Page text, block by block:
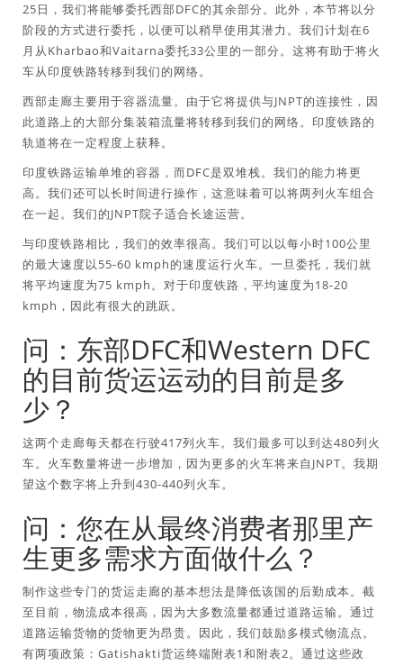
25日，我们将能够委托西部DFC的其余部分。此外，本节将以分
阶段的方式进行委托，以便可以稍早使用其潜力。我们计划在6
月从Kharbao和Vaitarna委托33公里的一部分。这将有助于将火
车从印度铁路转移到我们的网络。
西部走廊主要用于容器流量。由于它将提供与JNPT的连接性，因
此道路上的大部分集装箱流量将转移到我们的网络。印度铁路的
轨道将在一定程度上获释。
印度铁路运输单堆的容器，而DFC是双堆栈。我们的能力将更
高。我们还可以长时间进行操作，这意味着可以将两列火车组合
在一起。我们的JNPT院子适合长途运营。
与印度铁路相比，我们的效率很高。我们可以以每小时100公里
的最大速度以55-60 kmph的速度运行火车。一旦委托，我们就
将平均速度为75 kmph。对于印度铁路，平均速度为18-20
kmph，因此有很大的跳跃。
问：东部DFC和Western DFC
的目前货运运动的目前是多
少？
这两个走廊每天都在行驶417列火车。我们最多可以到达480列火
车。火车数量将进一步增加，因为更多的火车将来自JNPT。我期
望这个数字将上升到430-440列火车。
问：您在从最终消费者那里产
生更多需求方面做什么？
制作这些专门的货运走廊的基本想法是降低该国的后勤成本。截
至目前，物流成本很高，因为大多数流量都通过道路运输。通过
道路运输货物的货物更为昂贵。因此，我们鼓励多模式物流点。
有两项政策：Gatishakti货运终端附表1和附表2。通过这些政